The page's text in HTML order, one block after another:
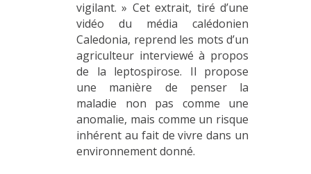
vigilant. » Cet extrait, tiré d’une
vidéo du média calédonien
Caledonia, reprend les mots d’un
agriculteur interviewé à propos
de la leptospirose. Il propose
une manière de penser la
maladie non pas comme une
anomalie, mais comme un risque
inhérent au fait de vivre dans un
environnement donné.